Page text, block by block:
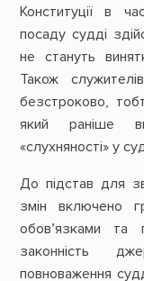
Конституції в
посаду судді
не стануть
Також
безстроково,
який раніше
«слухняності» у
До підстав для
змін включено
обов’язками та
законність
повноваження